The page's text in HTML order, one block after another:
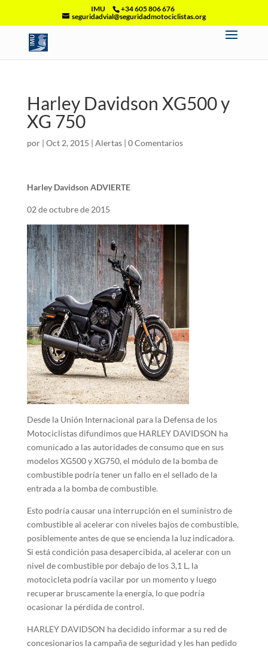
IMU
+34 605 806 676
seguridadvial@seguridadmotociclistas.org
Harley Davidson XG500 y
XG 750
por | Oct 2, 2015 | Alertas| 0 Comentarios
Harley Davidson ADVIERTE
02 de octubre de 2015
Desde la Unión Internacional para la Defensa de los
Motociclistas difundimos que HARLEY DAVIDSON ha
comunicado a las autoridades de consumo que en sus
modelos XG500 y XG750, el módulo de la bomba de
combustible podría tener un fallo en el sellado de la
entrada a la bomba de combustible.
Esto podría causar una interrupción en el suministro de
combustible al acelerar con niveles bajos de combustible,
posiblemente antes de que se encienda la luz indicadora.
Si está condición pasa desapercibida, al acelerar con un
nivel de combustible por debajo de los 3,1 L, la
motocicleta podría vacilar por un momento y luego
recuperar bruscamente la energía, lo que podría
ocasionar la pérdida de control.
HARLEY DAVIDSON ha decidido informar a su red de
concesionarios la campaña de seguridad y les han pedido